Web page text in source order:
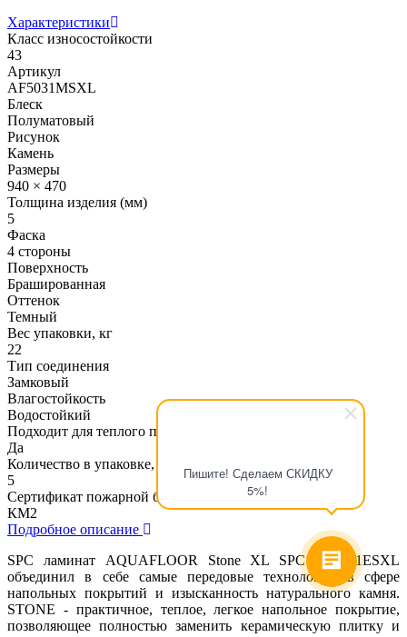
Пишите! Сделаем СКИДКУ
5%!
Характеристики
Класс износостойкости
43
Артикул
AF5031MSXL
Блеск
Полуматовый
Рисунок
Камень
Размеры
940 × 470
Толщина изделия (мм)
5
Фаска
4 стороны
Поверхность
Брашированная
Оттенок
Темный
Вес упаковки, кг
22
Тип соединения
Замковый
Влагостойкость
Водостойкий
Подходит для теплого пола
Да
Количество в упаковке, шт
5
Сертификат пожарной безопасности
КМ2
Подробное описание
SPC ламинат AQUAFLOOR Stone XL SPC AF5031ESXL
объединил в себе самые передовые технологии в сфере
напольных покрытий и изысканность натурального камня.
STONE - практичное, теплое, легкое напольное покрытие,
позволяющее полностью заменить керамическую плитку и